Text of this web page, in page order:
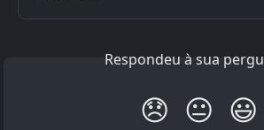
Respondeu à sua
😞 😐 😃